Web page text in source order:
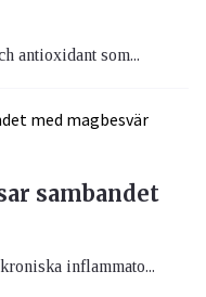
antioxidant som...
sambandet
inflammato...